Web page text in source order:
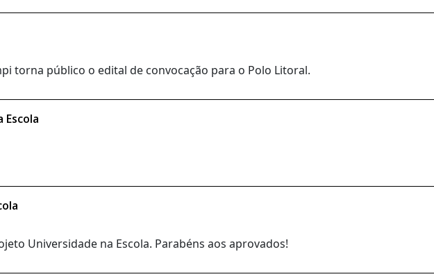
torna público o edital de convocação para o Polo Litoral.
Escola
Universidade na Escola. Parabéns aos aprovados!